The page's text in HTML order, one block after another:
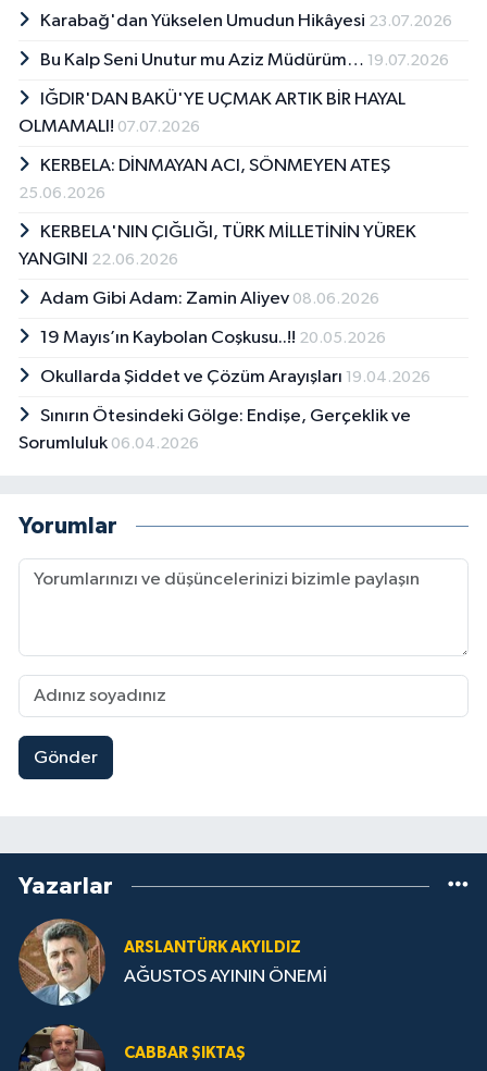
Karabağ'dan Yükselen Umudun Hikâyesi 23.07.2026
Bu Kalp Seni Unutur mu Aziz Müdürüm… 19.07.2026
IĞDIR'DAN BAKÜ'YE UÇMAK ARTIK BİR HAYAL
OLMAMALI! 07.07.2026
KERBELA: DİNMAYAN ACI, SÖNMEYEN ATEŞ
25.06.2026
KERBELA'NIN ÇIĞLIĞI, TÜRK MİLLETİNİN YÜREK
YANGINI
22.06.2026
Adam Gibi Adam: Zamin Aliyev 08.06.2026
19 Mayıs’ın Kaybolan Coşkusu..!! 20.05.2026
Okullarda Şiddet ve Çözüm Arayışları 19.04.2026
Sınırın Ötesindeki Gölge: Endişe, Gerçeklik ve
Sorumluluk 06.04.2026
Yorumlar
Gönder
Yazarlar
ARSLANTÜRK AKYILDIZ
AĞUSTOS AYININ ÖNEMİ
CABBAR ŞIKTAŞ